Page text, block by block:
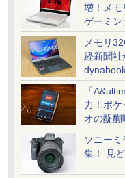
増！メモ
ゲーミン
メモリ
経新聞社
「
力！ポケ
オの醍醐
ソニー
集！ 見